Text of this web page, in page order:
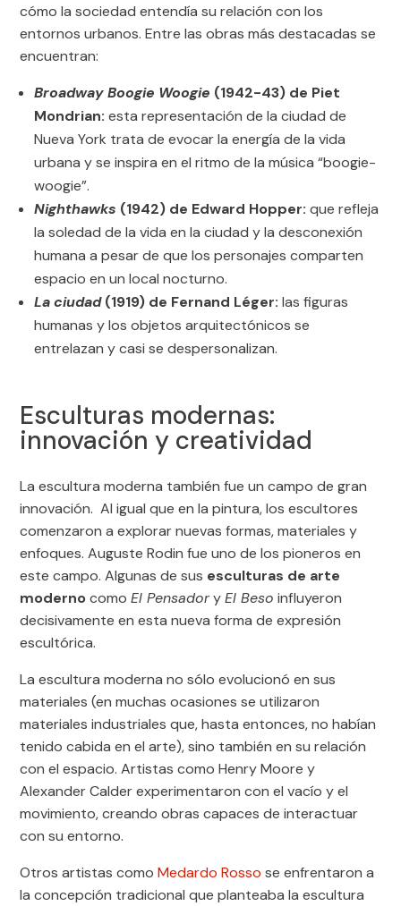
cómo la sociedad entendía su relación con los
entornos urbanos. Entre las obras más destacadas se
encuentran:
Broadway Boogie Woogie (1942-43) de Piet
Mondrian:esta representación de la ciudad de
Nueva York trata de evocar la energía de la vida
urbana y se inspira en el ritmo de la música “boogie-
woogie”.
Nighthawks (1942) de Edward Hopper:que refleja
la soledad de la vida en la ciudad y la desconexión
humana a pesar de que los personajes comparten
espacio en un local nocturno.
La ciudad(1919) de Fernand Léger:las figuras
humanas y los objetos arquitectónicos se
entrelazan y casi se despersonalizan.
Esculturas modernas:
innovación y creatividad
La escultura moderna también fue un campo de gran
innovación. Al igual que en la pintura, los escultores
comenzaron a explorar nuevas formas, materiales y
enfoques. Auguste Rodin fue uno de los pioneros en
este campo. Algunas de sus esculturas de arte
modernocomoEl PensadoryEl Beso influyeron
decisivamente en esta nueva forma de expresión
escultórica.
La escultura moderna no sólo evolucionó en sus
materiales (en muchas ocasiones se utilizaron
materiales industriales que, hasta entonces, no habían
tenido cabida en el arte), sino también en su relación
con el espacio. Artistas como Henry Moore y
Alexander Calder experimentaron con el vacío y el
movimiento, creando obras capaces de interactuar
con su entorno.
Otros artistas comoMedardo Rosso se enfrentaron a
la concepción tradicional que planteaba la escultura